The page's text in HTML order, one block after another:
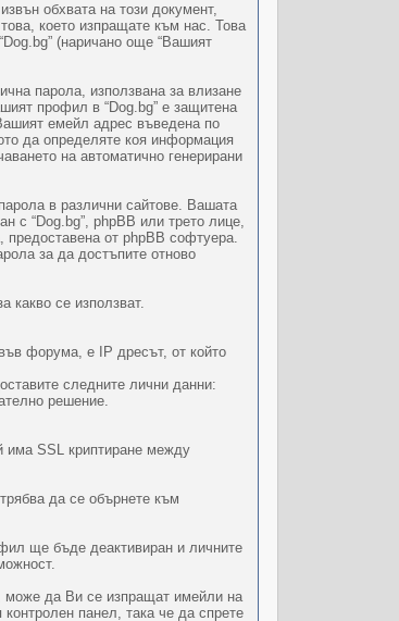
обхвата на този документ,
което изпращате към нас. Това
(наричано още “Вашият
парола, използвана за влизане
профил в “Dog.bg” е защитена
емейл адрес въведена по
да определяте коя информация
на автоматично генерирани
в различни сайтове. Вашата
с “Dog.bg”, phpBB или трето лице,
предоставена от phpBB софтуера.
за да достъпите отново
какво се използват.
форума, е IP дресът, от който
следните лични данни:
решение.
има SSL криптиране между
да се обърнете към
ще бъде деактивиран и личните
може да Ви се изпращат имейли на
панел, така че да спрете